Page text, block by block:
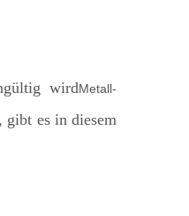
wirdMetall-
gibt es in diesem